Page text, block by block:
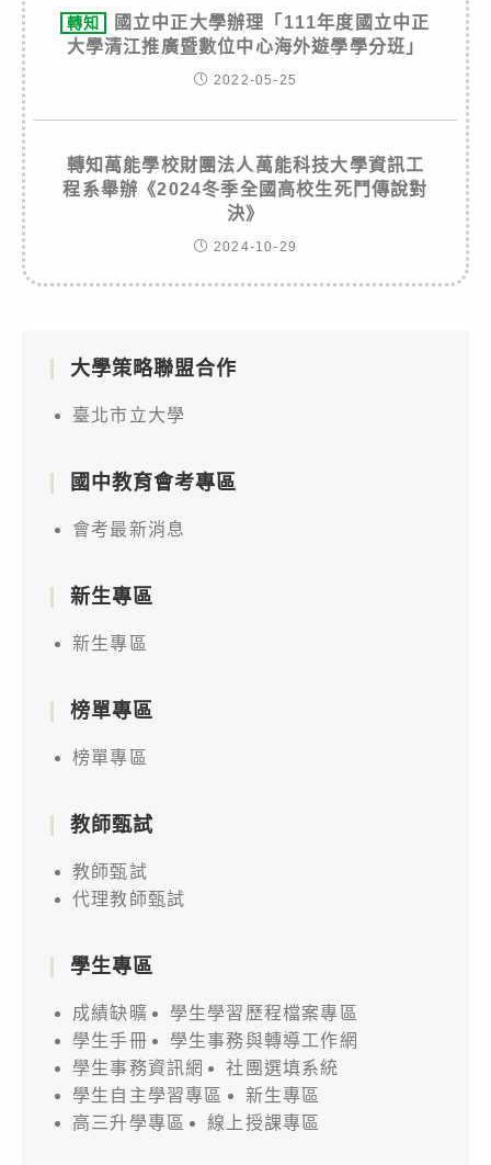
轉知
國立中正大學辦理「111年度國立中正
大學清江推廣暨數位中心海外遊學學分班」
2022-05-25
轉知萬能學校財團法人萬能科技大學資訊工
程系舉辦《2024冬季全國高校生死鬥傳說對
決》
2024-10-29
大學策略聯盟合作
臺北市立大學
國中教育會考專區
會考最新消息
新生專區
新生專區
榜單專區
榜單專區
教師甄試
教師甄試
代理教師甄試
學生專區
成績缺曠
學生學習歷程檔案專區
學生手冊
學生事務與轉導工作網
學生事務資訊網
社團選填系統
學生自主學習專區
新生專區
高三升學專區
線上授課專區